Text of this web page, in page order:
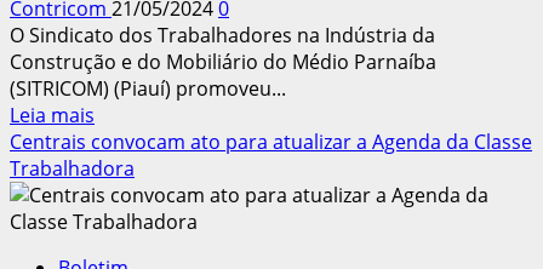
aposentado
Contricom 21/05/20240
O Sindicato dos Trabalhadores na Indústria da
Construção e do Mobiliário do Médio Parnaíba
(SITRICOM) (Piauí) promoveu...
Leia mais
mais
sobre
SITRICOM
(PI)
Centrais convocam ato para atualizar a Agenda da Classe
Trabalhadora